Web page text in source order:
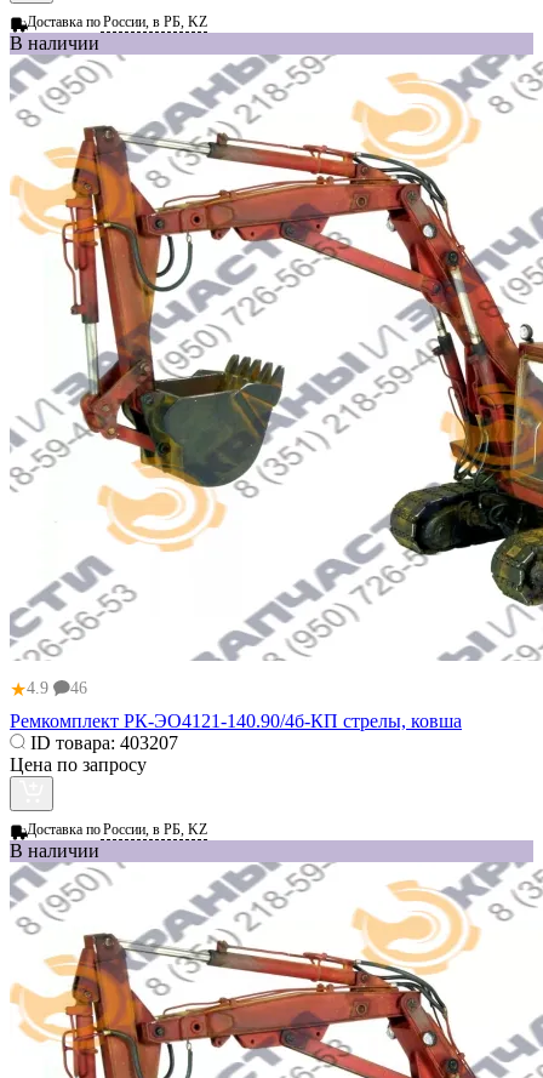
Доставка поРоссии, в РБ, KZ
В наличии
★4.9 46
Ремкомплект РК-ЭО4121-140.90/4б-КП стрелы, ковша
ID товара: 403207
Цена по запросу
Доставка поРоссии, в РБ, KZ
В наличии